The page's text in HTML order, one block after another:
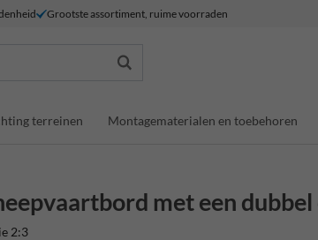
Grootste assortiment, ruime voorraden
terreinen Montagematerialen en toebehoren
met een
2:3